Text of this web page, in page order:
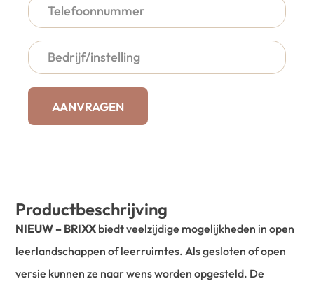
AANVRAGEN
Productbeschrijving
NIEUW – BRIXX biedt veelzijdige mogelijkheden in open
leerlandschappen of leerruimtes. Als gesloten of open
versie kunnen ze naar wens worden opgesteld. De